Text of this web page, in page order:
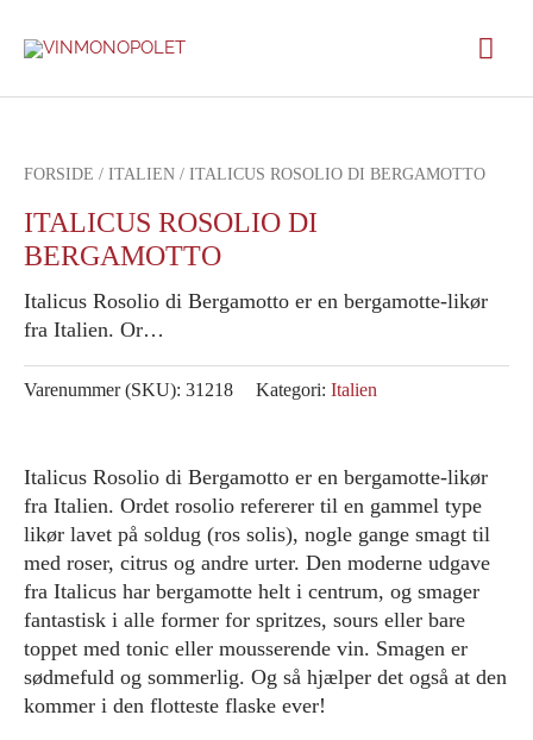
FORSIDE / ITALIEN / ITALICUS ROSOLIO DI BERGAMOTTO
ITALICUS ROSOLIO DI
BERGAMOTTO
Italicus Rosolio di Bergamotto er en bergamotte-likør
fra Italien. Or…
Varenummer (SKU): 31218 Kategori: Italien
Italicus Rosolio di Bergamotto er en bergamotte-likør
fra Italien. Ordet rosolio refererer til en gammel type
likør lavet på soldug (ros solis), nogle gange smagt til
med roser, citrus og andre urter. Den moderne udgave
fra Italicus har bergamotte helt i centrum, og smager
fantastisk i alle former for spritzes, sours eller bare
toppet med tonic eller mousserende vin. Smagen er
sødmefuld og sommerlig. Og så hjælper det også at den
kommer i den flotteste flaske ever!